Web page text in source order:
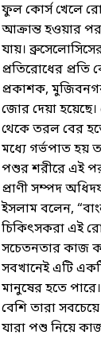
ফুল কোর্স খেলে
আক্রান্ত হওয়ার
যায়।
প্রতিরোধের প্রতি
প্রকাশক,
জোর দেয়া হয়েছে।
থেকে তরল বের
মধ্যে গর্ভপাত হয়
পশুর শরীরে এই
প্রাণী সম্পদ
ইসলাম বলেন,
চিকিৎসকরা এই
সচেতনতার কাজ
সবখানেই এটি
মানুষের হতে
বেশি তারা
যারা পশু নিয়ে